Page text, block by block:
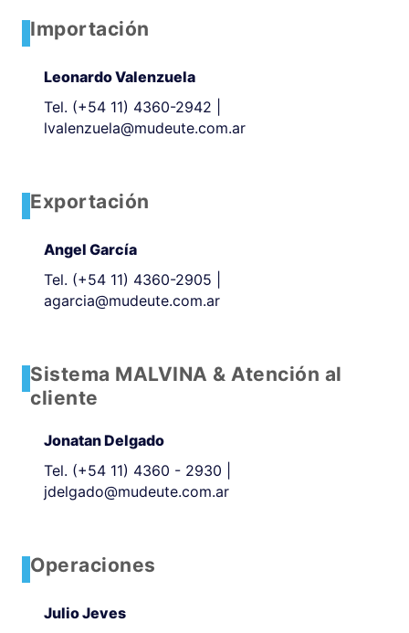
Importación
Leonardo Valenzuela
Tel. (+54 11) 4360-2942
lvalenzuela@mudeute.com.ar
Exportación
Angel García
Tel. (+54 11) 4360-2905
agarcia@mudeute.com.ar
Sistema MALVINA & Atención al
cliente
Jonatan Delgado
Tel. (+54 11) 4360 - 2930
jdelgado@mudeute.com.ar
Operaciones
Julio Jeves